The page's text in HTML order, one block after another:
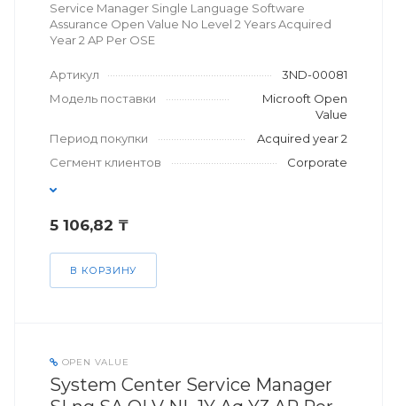
Service Manager Single Language Software
Assurance Open Value No Level 2 Years Acquired
Year 2 AP Per OSE
Артикул
3ND-00081
Модель поставки
Microoft Open
Value
Период покупки
Acquired year 2
Сегмент клиентов
Corporate
5 106,82 ₸
В КОРЗИНУ
OPEN VALUE
System Center Service Manager